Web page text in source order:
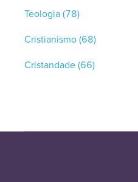
Teologia(78)
Cristianismo(68)
Cristandade(66)